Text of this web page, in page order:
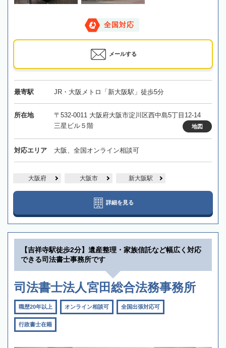
全国対応
メールする
最寄駅 JR・大阪メトロ「新大阪駅」徒歩5分
所在地
〒532-0011 大阪府大阪市淀川区西中島5丁目12-14
三星ビル５階
地図
対応エリア 大阪、全国オンライン相談可
大阪府 大阪市 新大阪駅
詳細を見る
【吉祥寺駅徒歩2分】遺産整理・家族信託など幅広く対応
できる司法書士事務所です
司法書士法人宮田総合法務事務所
職歴20年以上 オンライン相談可 全国出張対応可
行政書士在籍